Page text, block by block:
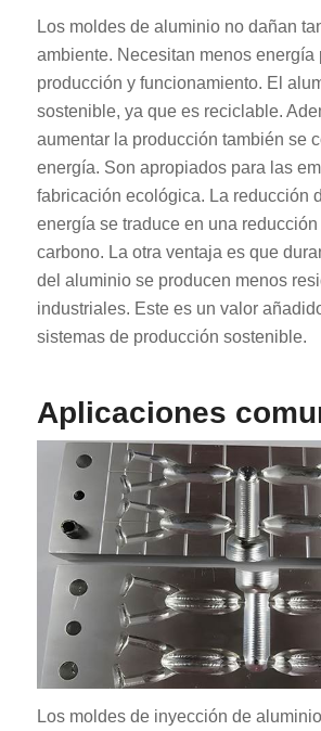
Los moldes de aluminio no dañan
ambiente. Necesitan menos energía
producción y funcionamiento. El
sostenible, ya que es reciclable.
aumentar la producción también se
energía. Son apropiados para las
fabricación ecológica. La reducción
energía se traduce en una
carbono. La otra ventaja es que
del aluminio se producen menos
industriales. Este es un valor
sistemas de producción sostenible.
Aplicaciones
Los moldes de inyección de